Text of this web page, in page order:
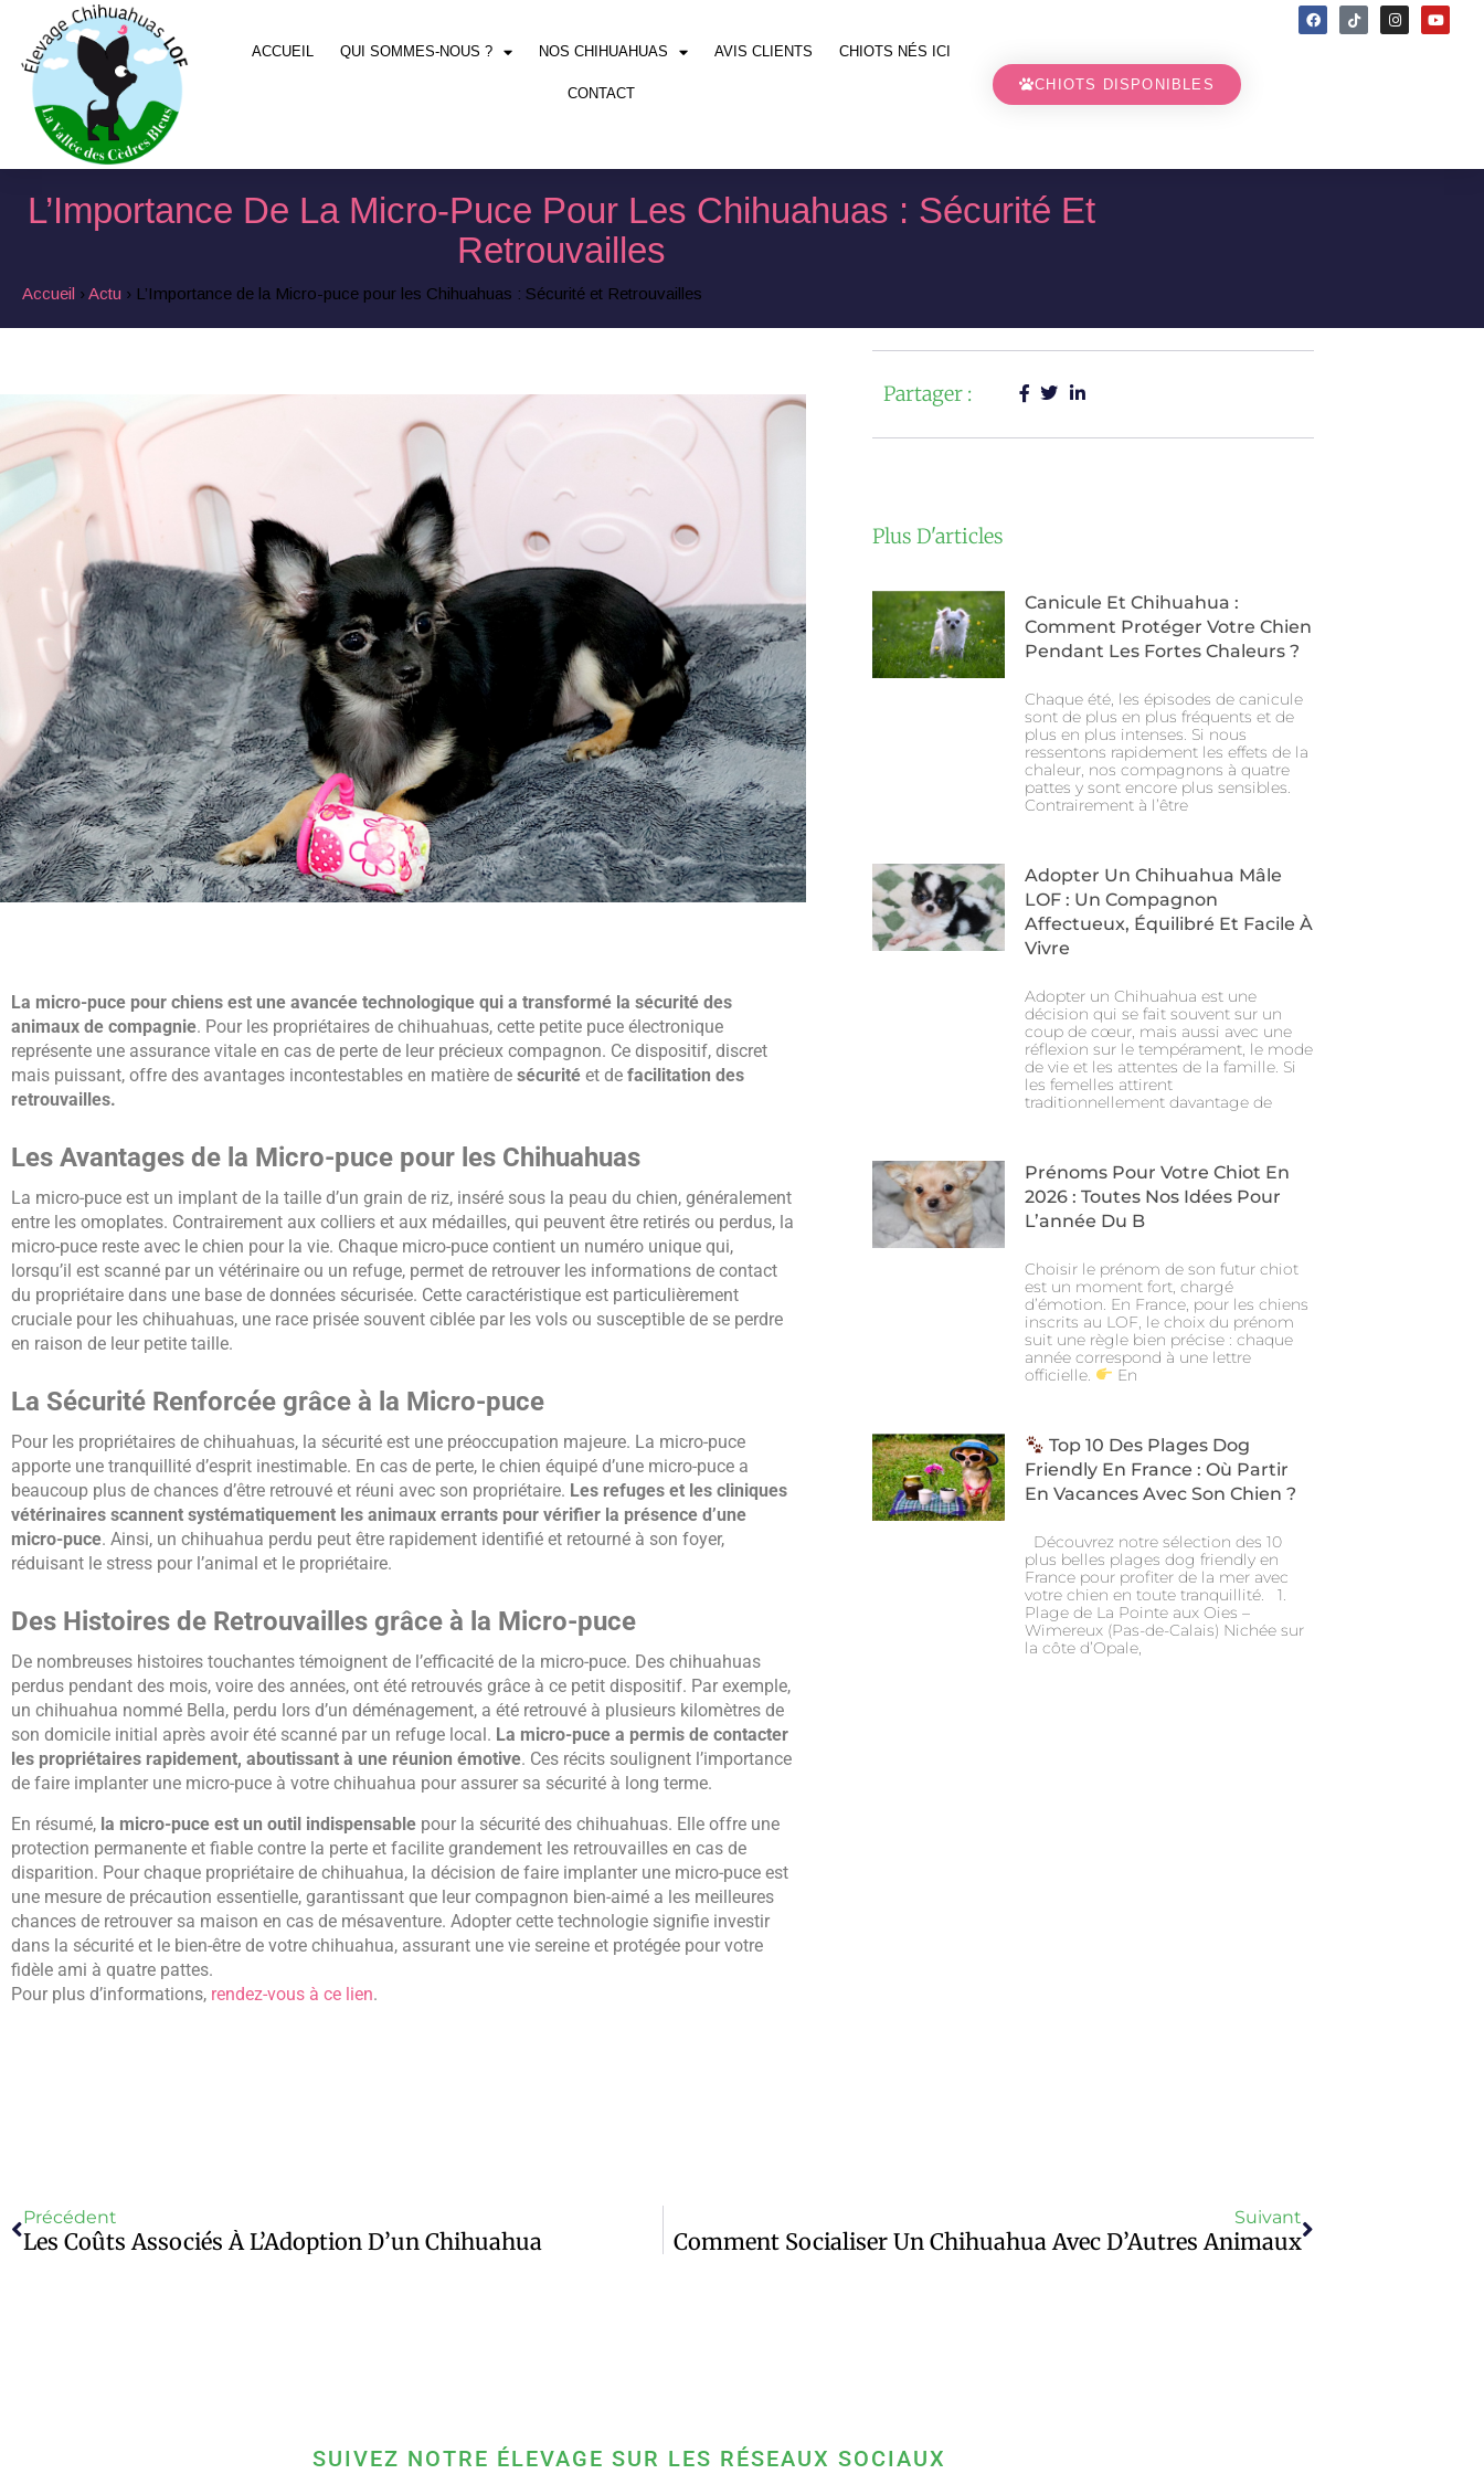
ACCUEIL QUI SOMMES-NOUS ? NOS CHIHUAHUAS AVIS CLIENTS CHIOTS NÉS ICI
CONTACT
CHIOTS DISPONIBLES
L’Importance De La Micro-Puce Pour Les Chihuahuas : Sécurité Et
Retrouvailles
Accueil › Actu › L’Importance de la Micro-puce pour les Chihuahuas : Sécurité et Retrouvailles
La micro-puce pour chiens est une avancée technologique qui a transformé la sécurité des
animaux de compagnie. Pour les propriétaires de chihuahuas, cette petite puce électronique
représente une assurance vitale en cas de perte de leur précieux compagnon. Ce dispositif, discret
mais puissant, offre des avantages incontestables en matière de sécurité et de facilitation des
retrouvailles.
Les Avantages de la Micro-puce pour les Chihuahuas
La micro-puce est un implant de la taille d’un grain de riz, inséré sous la peau du chien, généralement
entre les omoplates. Contrairement aux colliers et aux médailles, qui peuvent être retirés ou perdus, la
micro-puce reste avec le chien pour la vie. Chaque micro-puce contient un numéro unique qui,
lorsqu’il est scanné par un vétérinaire ou un refuge, permet de retrouver les informations de contact
du propriétaire dans une base de données sécurisée. Cette caractéristique est particulièrement
cruciale pour les chihuahuas, une race prisée souvent ciblée par les vols ou susceptible de se perdre
en raison de leur petite taille.
La Sécurité Renforcée grâce à la Micro-puce
Pour les propriétaires de chihuahuas, la sécurité est une préoccupation majeure. La micro-puce
apporte une tranquillité d’esprit inestimable. En cas de perte, le chien équipé d’une micro-puce a
beaucoup plus de chances d’être retrouvé et réuni avec son propriétaire. Les refuges et les cliniques
vétérinaires scannent systématiquement les animaux errants pour vérifier la présence d’une
micro-puce. Ainsi, un chihuahua perdu peut être rapidement identifié et retourné à son foyer,
réduisant le stress pour l’animal et le propriétaire.
Des Histoires de Retrouvailles grâce à la Micro-puce
De nombreuses histoires touchantes témoignent de l’efficacité de la micro-puce. Des chihuahuas
perdus pendant des mois, voire des années, ont été retrouvés grâce à ce petit dispositif. Par exemple,
un chihuahua nommé Bella, perdu lors d’un déménagement, a été retrouvé à plusieurs kilomètres de
son domicile initial après avoir été scanné par un refuge local. La micro-puce a permis de contacter
les propriétaires rapidement, aboutissant à une réunion émotive. Ces récits soulignent l’importance
de faire implanter une micro-puce à votre chihuahua pour assurer sa sécurité à long terme.
En résumé, la micro-puce est un outil indispensable pour la sécurité des chihuahuas. Elle offre une
protection permanente et fiable contre la perte et facilite grandement les retrouvailles en cas de
disparition. Pour chaque propriétaire de chihuahua, la décision de faire implanter une micro-puce est
une mesure de précaution essentielle, garantissant que leur compagnon bien-aimé a les meilleures
chances de retrouver sa maison en cas de mésaventure. Adopter cette technologie signifie investir
dans la sécurité et le bien-être de votre chihuahua, assurant une vie sereine et protégée pour votre
fidèle ami à quatre pattes.
Pour plus d’informations, rendez-vous à ce lien.
Partager :
Plus D'articles
Canicule Et Chihuahua :
Comment Protéger Votre Chien
Pendant Les Fortes Chaleurs ?
Chaque été, les épisodes de canicule
sont de plus en plus fréquents et de
plus en plus intenses. Si nous
ressentons rapidement les effets de la
chaleur, nos compagnons à quatre
pattes y sont encore plus sensibles.
Contrairement à l’être
Adopter Un Chihuahua Mâle
LOF : Un Compagnon
Affectueux, Équilibré Et Facile À
Vivre
Adopter un Chihuahua est une
décision qui se fait souvent sur un
coup de cœur, mais aussi avec une
réflexion sur le tempérament, le mode
de vie et les attentes de la famille. Si
les femelles attirent
traditionnellement davantage de
Prénoms Pour Votre Chiot En
2026 : Toutes Nos Idées Pour
L’année Du B
Choisir le prénom de son futur chiot
est un moment fort, chargé
d’émotion. En France, pour les chiens
inscrits au LOF, le choix du prénom
suit une règle bien précise : chaque
année correspond à une lettre
officielle.
En
Top 10 Des Plages Dog
Friendly En France : Où Partir
En Vacances Avec Son Chien ?
Découvrez notre sélection des 10
plus belles plages dog friendly en
France pour profiter de la mer avec
votre chien en toute tranquillité. 1.
Plage de La Pointe aux Oies –
Wimereux (Pas-de-Calais) Nichée sur
la côte d’Opale,
Précédent
Les Coûts Associés À L’Adoption D’un Chihuahua
Suivant
Comment Socialiser Un Chihuahua Avec D’Autres Animaux
SUIVEZ NOTRE ÉLEVAGE SUR LES RÉSEAUX SOCIAUX